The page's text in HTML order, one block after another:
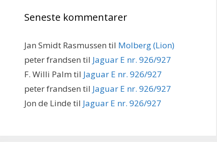
Seneste kommentarer
Jan Smidt Rasmussen til Molberg (Lion)
peter frandsen til Jaguar E nr. 926/927
F. Willi Palm til Jaguar E nr. 926/927
peter frandsen til Jaguar E nr. 926/927
Jon de Linde til Jaguar E nr. 926/927